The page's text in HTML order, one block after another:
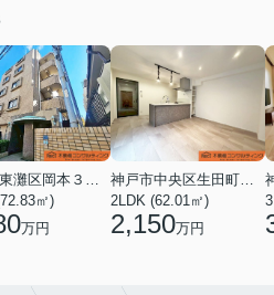
神戸市東灘区岡本３丁目
㎡)
万円
神戸市中央区生田町１丁目
2LDK (62.01㎡)
2,150万円